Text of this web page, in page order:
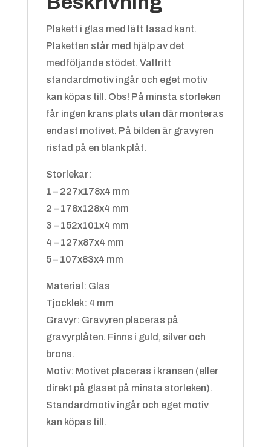
Badminton
Bangolf
Plakett i glas med lätt fasad kant.
Plaketten står med hjälp av det
medföljande stödet. Valfritt
standardmotiv ingår och eget motiv
kan köpas till. Obs! På minsta storleken
får ingen krans plats utan där monteras
endast motivet. På bilden är gravyren
ristad på en blank plåt.
Storlekar:
1 – 227x178x4 mm
2 – 178x128x4 mm
3 – 152x101x4 mm
4 – 127x87x4 mm
5 – 107x83x4 mm
Material: Glas
Tjocklek: 4 mm
Gravyr: Gravyren placeras på
gravyrplåten. Finns i guld, silver och
brons.
Motiv: Motivet placeras i kransen (eller
direkt på glaset på minsta storleken).
Standardmotiv ingår och eget motiv
kan köpas till.